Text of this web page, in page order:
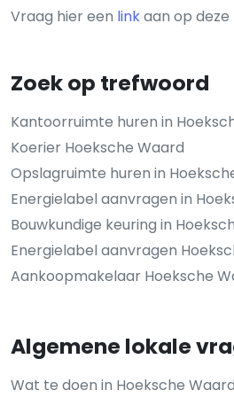
Vraag hier een linkaan op deze
Zoek op trefwoord
Kantoorruimte huren in
Koerier Hoeksche Waard
Opslagruimte huren in
Energielabel aanvragen in
Bouwkundige keuring in
Energielabel aanvragen
Aankoopmakelaar Hoeksche
Algemene lokale
Wat te doen in Hoeksche Waard